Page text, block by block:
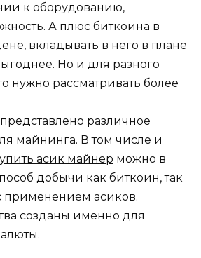
к оборудованию,
А плюс биткоина в
вкладывать в него в плане
Но и для разного
нужно рассматривать более
различное
майнинга. В том числе и
асик майнер можно в
добычи как биткоин, так
применением асиков.
созданы именно для